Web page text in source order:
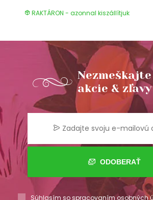
RAKTÁRON - azonnal kiszállítjuk
Nezmeškajte
akcie & zľavy
ODOBERAŤ
Súhlasím so spracovaním osobných